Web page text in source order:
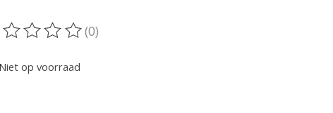
beoordeling van dit product is
(0)
Niet op voorraad